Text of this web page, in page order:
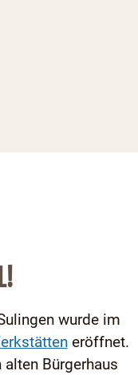
wurde im
eröffnet.
Bürgerhaus